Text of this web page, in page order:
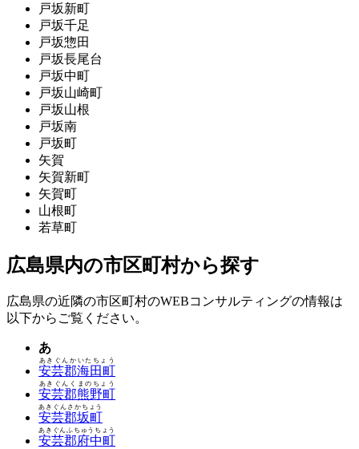
戸坂新町
戸坂千足
戸坂惣田
戸坂長尾台
戸坂中町
戸坂山崎町
戸坂山根
戸坂南
戸坂町
矢賀
矢賀新町
矢賀町
山根町
若草町
広島県内の市区町村から探す
広島県の近隣の市区町村のWEBコンサルティングの情報は
以下からご覧ください。
あ
安芸郡海田町
あきぐんかいたちょう
安芸郡熊野町
あきぐんくまのちょう
安芸郡坂町
あきぐんさかちょう
安芸郡府中町
あきぐんふちゅうちょう